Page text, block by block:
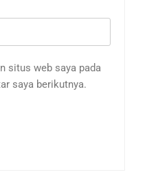
situs web saya pada
saya berikutnya.